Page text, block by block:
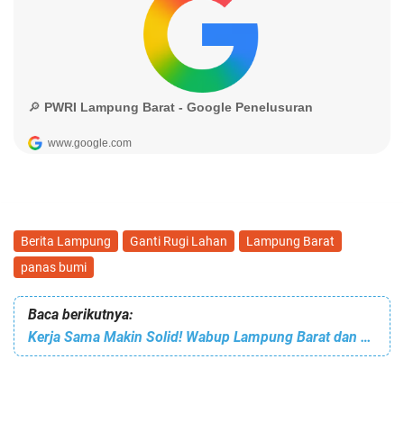
Berita Lampung Ganti Rugi Lahan
Lampung Barat
panas bumi
Baca berikutnya:
Kerja Sama Makin Solid! Wabup Lampung Barat dan KPP Pratama Kotabumi Bahas Strategi Penerimaan Pajak Akhir Tahun